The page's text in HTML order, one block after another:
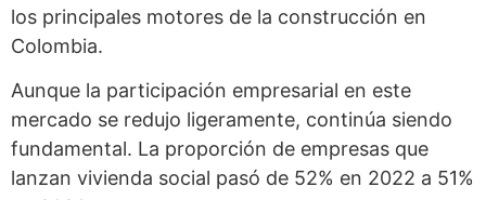
los principales motores de la construcción en
Colombia.
Aunque la participación empresarial en este
mercado se redujo ligeramente, continúa siendo
fundamental. La proporción de empresas que
lanzan vivienda social pasó de 52% en 2022 a 51%